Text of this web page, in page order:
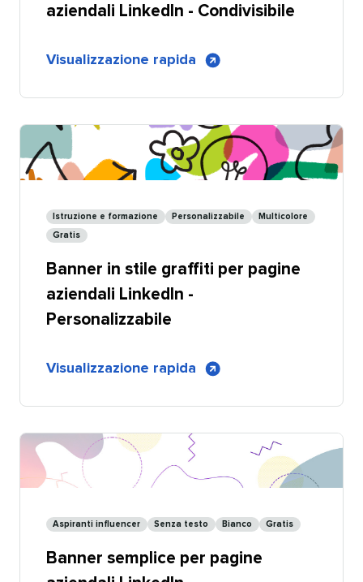
aziendali LinkedIn - Condivisibile​​
Visualizzazione rapida
di
per
pagine
aziendali
LinkedIn
stile
graffiti
Condivisibile
Istruzione e formazione​​ Personalizzabile​​ Multicolore​​
Gratis​​
Banner in stile graffiti per pagine
aziendali LinkedIn -
Personalizzabile​​
Visualizzazione rapida
di
in
stile
graffiti
per
aziendali
LinkedIn
-
Personalizzabile
Aspiranti influencer​​ Senza testo​​ Bianco​​ Gratis​​
Banner semplice per pagine